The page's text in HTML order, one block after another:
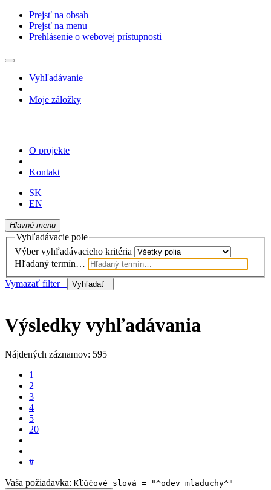
Prejsť na obsah
Prejsť na menu
Prehlásenie o webovej prístupnosti
Vyhľadávanie
Moje záložky
O projekte
Kontakt
SK
EN
Hlavné menu
Vyhľadávacie pole
Výber vyhľadávacieho kritéria
Hľadaný termín…
Vymazať filter
Vyhľadať
Výsledky vyhľadávania
Nájdených záznamov: 595
1
2
3
4
5
20
#
Vaša požiadavka: Kľúčové slová = "^odev mladuchy^"